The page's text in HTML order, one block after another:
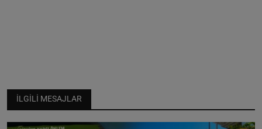
İLGILI MESAJLAR